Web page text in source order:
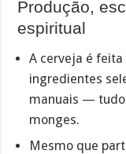
Produção,
espiritual
A cerveja é
ingredientes
manuais — tudo
monges.
Mesmo que